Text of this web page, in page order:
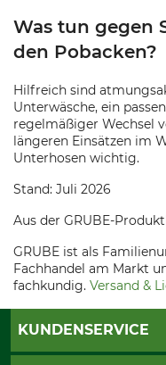
Was tun gegen
den Pobacken?
Hilfreich sind
Unterwäsche, ein
regelmäßiger Wechsel
längeren Einsätzen im
Unterhosen wichtig.
Stand: Juli 2026
Aus der GRUBE-
GRUBE ist als
Fachhandel am Markt
fachkundig. Versand &
KUNDENSERVICE